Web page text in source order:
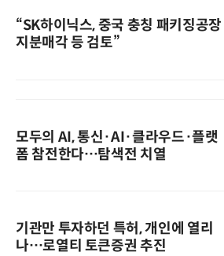
“SK하이닉스, 중국 충칭 패키징공장
지분매각 등 검토”
모두의 AI, 통신·AI·클라우드·플랫
폼 참전한다…탐색전 치열
기관만 투자하던 특허, 개인에 열리
나…로열티 토큰증권 추진